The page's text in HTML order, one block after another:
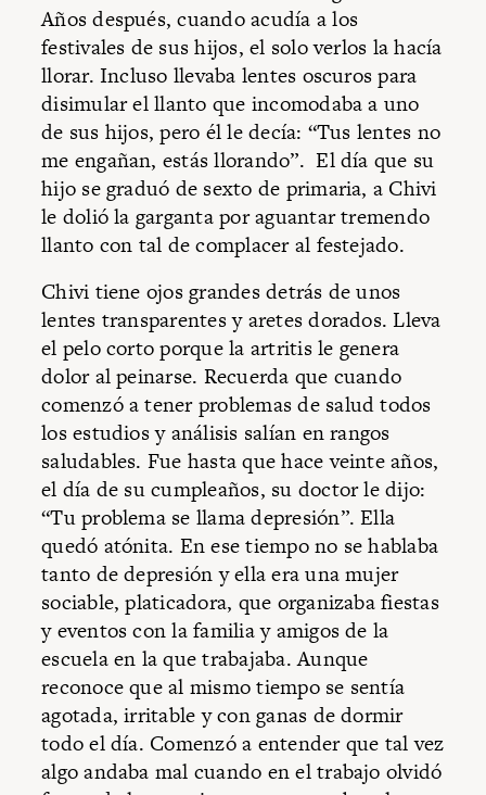
Años después, cuando acudía a los
festivales de sus hijos, el solo verlos la hacía
llorar. Incluso llevaba lentes oscuros para
disimular el llanto que incomodaba a uno
de sus hijos, pero él le decía: “Tus lentes no
me engañan, estás llorando”. El día que su
hijo se graduó de sexto de primaria, a Chivi
le dolió la garganta por aguantar tremendo
llanto con tal de complacer al festejado.
Chivi tiene ojos grandes detrás de unos
lentes transparentes y aretes dorados. Lleva
el pelo corto porque la artritis le genera
dolor al peinarse. Recuerda que cuando
comenzó a tener problemas de salud todos
los estudios y análisis salían en rangos
saludables. Fue hasta que hace veinte años,
el día de su cumpleaños, su doctor le dijo:
“Tu problema se llama depresión”. Ella
quedó atónita. En ese tiempo no se hablaba
tanto de depresión y ella era una mujer
sociable, platicadora, que organizaba fiestas
y eventos con la familia y amigos de la
escuela en la que trabajaba. Aunque
reconoce que al mismo tiempo se sentía
agotada, irritable y con ganas de dormir
todo el día. Comenzó a entender que tal vez
algo andaba mal cuando en el trabajo olvidó